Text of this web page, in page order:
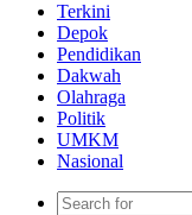
Terkini
Depok
Pendidikan
Dakwah
Olahraga
Politik
UMKM
Nasional